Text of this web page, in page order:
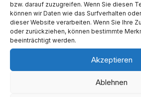
bzw. darauf zuzugreifen. Wenn Sie diesen
können wir Daten wie das Surfverhalten
dieser Website verarbeiten. Wenn Sie Ihre
oder zurückziehen, können bestimmte
beeinträchtigt werden.
Akzeptieren
Ablehnen
Vorherige
01. Sitzung 20260423
Nächste
Sperrverordnung -